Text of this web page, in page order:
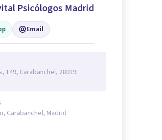
Psicólogos Madrid
Email
149, Carabanchel, 28019
Carabanchel, Madrid